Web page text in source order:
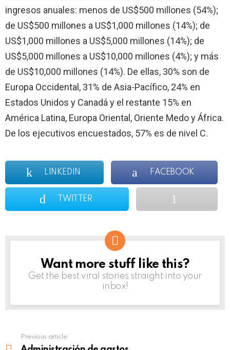
ingresos anuales: menos de US$500 millones (54%);
de US$500 millones a US$1,000 millones (14%); de
US$1,000 millones a US$5,000 millones (14%); de
US$5,000 millones a US$10,000 millones (4%); y más
de US$10,000 millones (14%). De ellas, 30% son de
Europa Occidental, 31% de Asia-Pacífico, 24% en
Estados Unidos y Canadá y el restante 15% en
América Latina, Europa Oriental, Oriente Medo y África.
De los ejecutivos encuestados, 57% es de nivel C.
LINKEDIN FACEBOOK
TWITTER
NEWSLETTER
Want more stuff like this?
Get the best viral stories straight into your
inbox!
more
Previous article